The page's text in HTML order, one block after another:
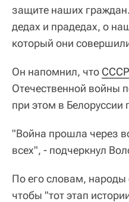
защите наших
дедах и прадедах, о
который они
Он напомнил, что СССР
Отечественной войны
при этом в Белоруссии
"Война прошла через
всех", - подчеркнул
По его словам, народы
чтобы "тот этап